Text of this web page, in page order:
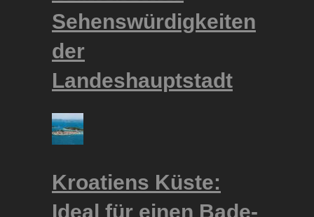
Sehenswürdigkeiten
der
Landeshauptstadt
Kroatiens Küste:
Ideal für einen Bade-